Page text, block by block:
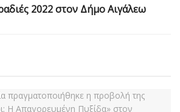
2022 στον Δήμο Αιγάλεω